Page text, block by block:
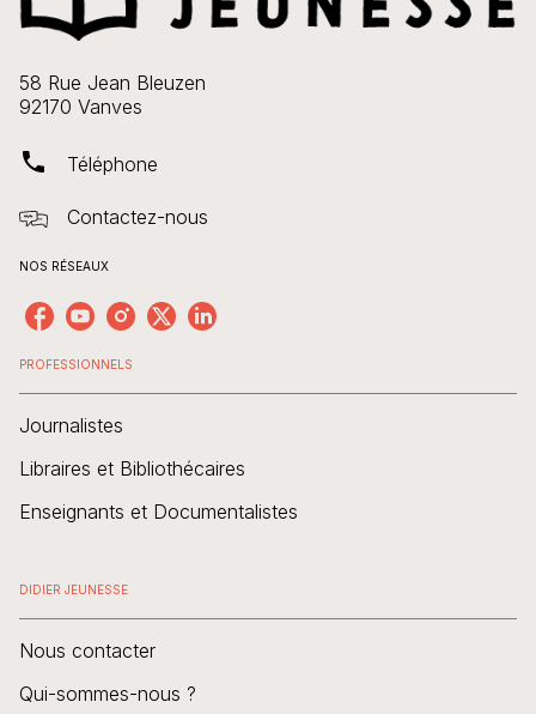
58 Rue Jean Bleuzen
92170 Vanves
phone Téléphone
Contactez-nous
NOS RÉSEAUX
PROFESSIONNELS
Journalistes
Libraires et Bibliothécaires
Enseignants et Documentalistes
DIDIER JEUNESSE
Nous contacter
Qui-sommes-nous ?